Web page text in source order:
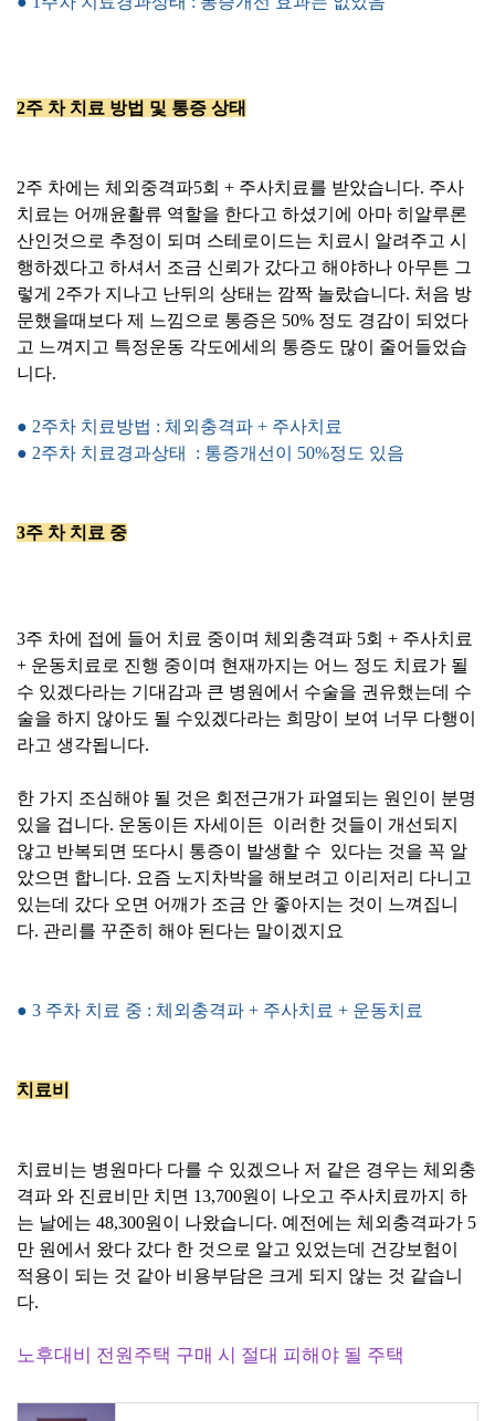
2주 차 치료 방법 및 통증 상태
2주 차에는 체외중격파5회 + 주사치료를 받았습니다. 주사
치료는 어깨윤활류 역할을 한다고 하셨기에 아마 히알루론
산인것으로 추정이 되며 스테로이드는 치료시 알려주고 시
행하겠다고 하셔서 조금 신뢰가 갔다고 해야하나 아무튼 그
렇게 2주가 지나고 난뒤의 상태는 깜짝 놀랐습니다. 처음 방
문했을때보다 제 느낌으로 통증은 50% 정도 경감이 되었다
고 느껴지고 특정운동 각도에세의 통증도 많이 줄어들었습
니다.
● 2주차 치료방법 : 체외충격파 + 주사치료
● 2주차 치료경과상태 : 통증개선이 50%정도 있음
3주 차 치료 중
3주 차에 접에 들어 치료 중이며 체외충격파 5회 + 주사치료
+ 운동치료로 진행 중이며 현재까지는 어느 정도 치료가 될
수 있겠다라는 기대감과 큰 병원에서 수술을 권유했는데 수
술을 하지 않아도 될 수있겠다라는 희망이 보여 너무 다행이
라고 생각됩니다.
한 가지 조심해야 될 것은 회전근개가 파열되는 원인이 분명
있을 겁니다. 운동이든 자세이든 이러한 것들이 개선되지
않고 반복되면 또다시 통증이 발생할 수 있다는 것을 꼭 알
았으면 합니다. 요즘 노지차박을 해보려고 이리저리 다니고
있는데 갔다 오면 어깨가 조금 안 좋아지는 것이 느껴집니
다. 관리를 꾸준히 해야 된다는 말이겠지요
● 3 주차 치료 중 : 체외충격파 + 주사치료 + 운동치료
치료비
치료비는 병원마다 다를 수 있겠으나 저 같은 경우는 체외충
격파 와 진료비만 치면 13,700원이 나오고 주사치료까지 하
는 날에는 48,300원이 나왔습니다. 예전에는 체외충격파가 5
만 원에서 왔다 갔다 한 것으로 알고 있었는데 건강보험이
적용이 되는 것 같아 비용부담은 크게 되지 않는 것 같습니
다.
노후대비 전원주택 구매 시 절대 피해야 될 주택